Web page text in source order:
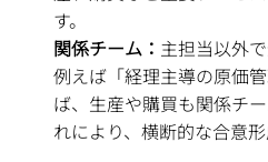
す。
関係チーム： 主担当以外
例えば「経理主導の原価
ば、生産や購買も関係チ
れにより、横断的な合意